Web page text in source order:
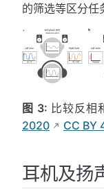
的筛选等区分任
图 3: 比较反相
2020
CC BY
耳机及扬